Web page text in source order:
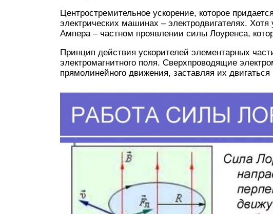
Центростремительное ускорение, которое
электрических машинах – электродвигателях.
Ампера – частном проявлении силы Лоуренса,
Принцип действия ускорителей элементарных
электромагнитного поля. Сверхпроводящие
прямолинейного движения, заставляя их двигаться